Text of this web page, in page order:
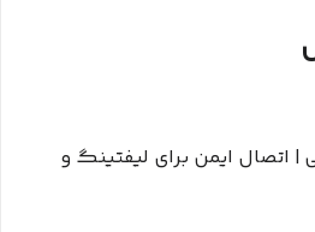
ایمن برای لیفتینگ و